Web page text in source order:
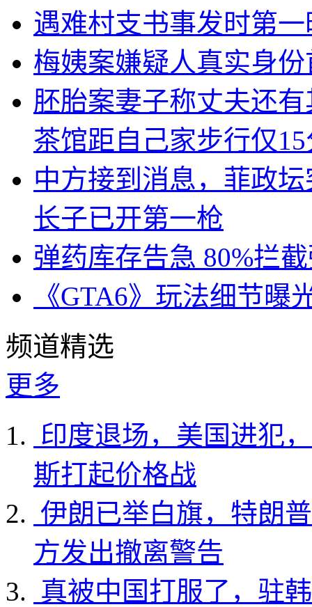
遇难村支书事发时第
梅姨案嫌疑人真实身
胚胎案妻子称丈夫还
茶馆距自己家步行仅
中方接到消息，菲政
长子已开第一枪
弹药库存告急 80%拦
《GTA6》玩法细节
频道精选
更多
印度退场，美国进犯
斯打起价格战
伊朗已举白旗，特朗
方发出撤离警告
真被中国打服了，驻